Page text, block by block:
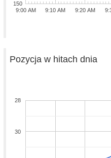
9:00 AM 9:10 AM 9:20 AM
150
Pozycja w hitach dnia
28
30